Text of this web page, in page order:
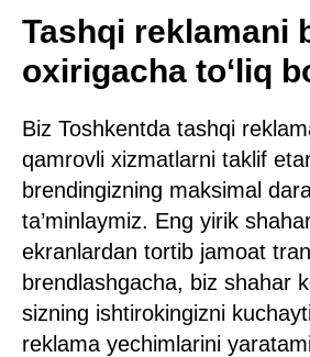
Tashqi reklamani
oxirigacha to‘liq
Biz Toshkentda tashqi
qamrovli xizmatlarni taklif
brendingizning maksimal
ta’minlaymiz. Eng yirik
ekranlardan tortib jamoat
brendlashgacha, biz shahar
sizning ishtirokingizni
reklama yechimlarini